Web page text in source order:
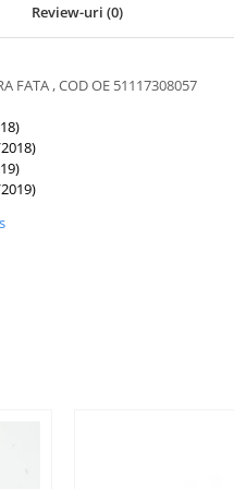
Review-uri (0)
FATA , COD OE 51117308057